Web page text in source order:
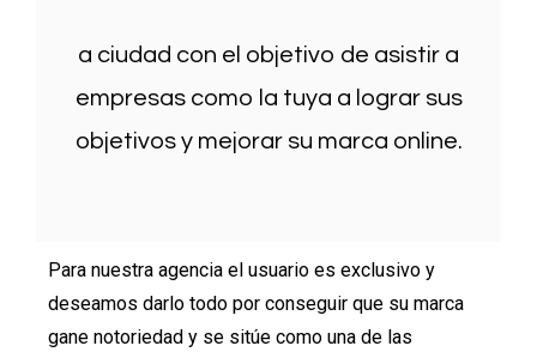
a ciudad con el objetivo de asistir a
empresas como la tuya a lograr sus
objetivos y mejorar su marca online.
Para nuestra agencia el usuario es exclusivo y
deseamos darlo todo por conseguir que su marca
gane notoriedad y se sitúe como una de las